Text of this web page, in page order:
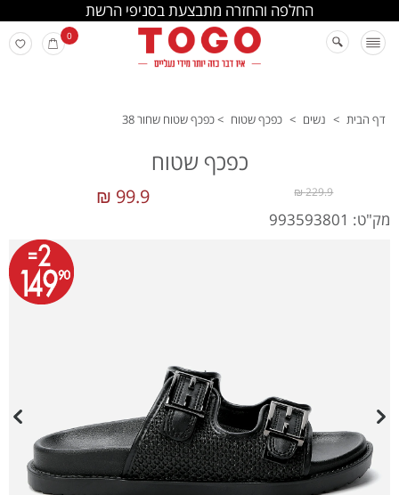
החלפה והחזרה מתבצעת בסניפי הרשת
0
דף הבית > נשים > כפכף שטוח >כפכף שטוח שחור 38
כפכף שטוח
99.9 ₪ 229.9 ₪
מק"ט: 993593801